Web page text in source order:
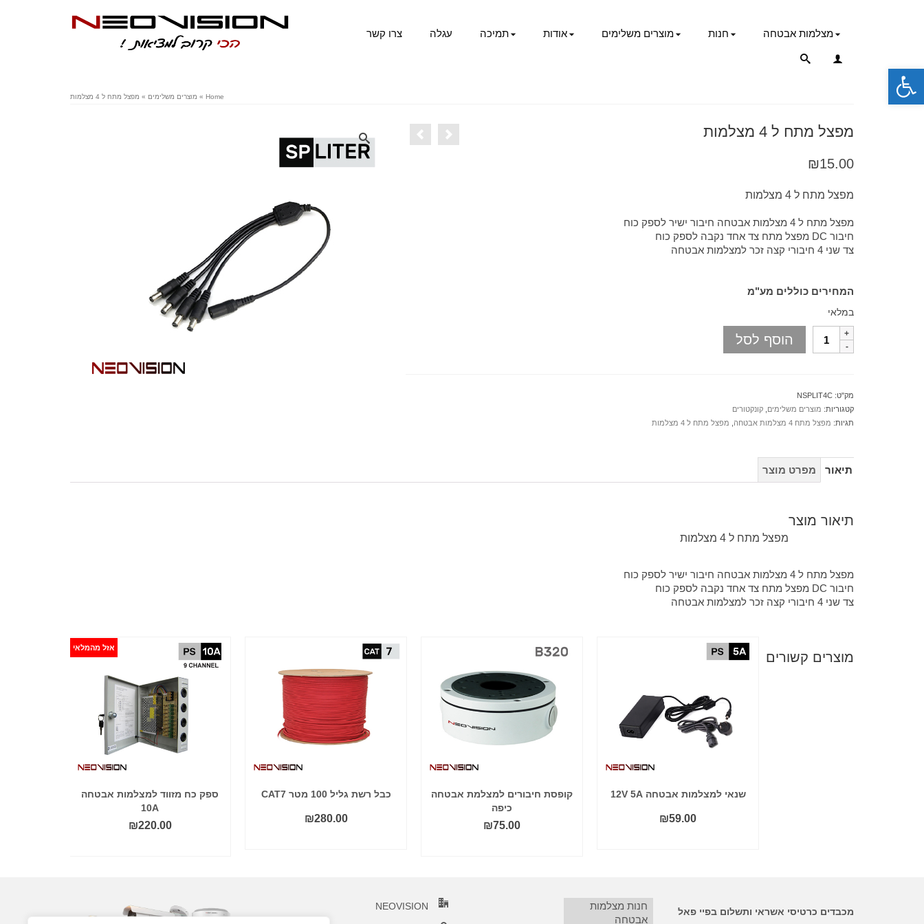
פתח סרגל נגישות
מצלמות אבטחה חנות מוצרים משלימים אודות תמיכה עגלה צרו קשר
Home
» מוצרים משלימים » מפצל מתח ל 4 מצלמות
מפצל מתח ל 4 מצלמות
₪15.00
מפצל מתח ל 4 מצלמות
מפצל מתח ל 4 מצלמות אבטחה חיבור ישיר לספק כוח
חיבור DC מפצל מתח צד אחד נקבה לספק כוח
צד שני 4 חיבורי קצה זכר למצלמות אבטחה
המחירים כוללים מע"מ
במלאי
הוסף לסל
מק"ט: NSPLIT4C
קטגוריות: מוצרים משלימים קונקטורים
תגיות: מפצל מתח 4 מצלמות אבטחה מפצל מתח ל 4 מצלמות
תיאור מפרט מוצר
תיאור מוצר
מפצל מתח ל 4 מצלמות
מפצל מתח ל 4 מצלמות אבטחה חיבור ישיר לספק כוח
חיבור DC מפצל מתח צד אחד נקבה לספק כוח
צד שני 4 חיבורי קצה זכר למצלמות אבטחה
מוצרים קשורים
שנאי למצלמות אבטחה 12V 5A
₪59.00
קופסת חיבורים למצלמת אבטחה
כיפה
₪75.00
כבל רשת גליל 100 מטר CAT7
₪280.00
אזל מהמלאי
ספק כח מזווד למצלמות אבטחה
10A
₪220.00
מכבדים כרטיסי אשראי ותשלום בפיי פאל
חנות מצלמות
אבטחה
NEOVISION